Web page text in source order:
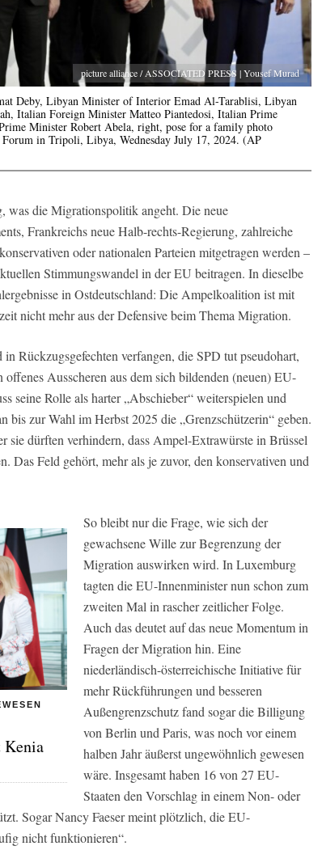
picture alliance / ASSOCIATED PRESS | Yousef Murad
Deby, Libyan Minister of Interior Emad Al-Tarablisi, Libyan
Italian Foreign Minister Matteo Piantedosi, Italian Prime
Minister Robert Abela, right, pose for a family photo
in Tripoli, Libya, Wednesday July 17, 2024. (AP
was die Migrationspolitik angeht. Die neue
Frankreichs neue Halb-rechts-Regierung, zahlreiche
oder nationalen Parteien mitgetragen werden –
Stimmungswandel in der EU beitragen. In dieselbe
in Ostdeutschland: Die Ampelkoalition ist mit
nicht mehr aus der Defensive beim Thema Migration.
Rückzugsgefechten verfangen, die SPD tut pseudohart,
Ausscheren aus dem sich bildenden (neuen) EU-
seine Rolle als harter „Abschieber“ weiterspielen und
bis zur Wahl im Herbst 2025 die „Grenzschützerin“ geben.
sie dürften verhindern, dass Ampel-Extrawürste in Brüssel
Das Feld gehört, mehr als je zuvor, den konservativen und
So bleibt nur die Frage, wie sich der
gewachsene Wille zur Begrenzung der
Migration auswirken wird. In Luxemburg
tagten die EU-Innenminister nun schon zum
zweiten Mal in rascher zeitlicher Folge.
Auch das deutet auf das neue Momentum in
Fragen der Migration hin. Eine
niederländisch-österreichische Initiative für
mehr Rückführungen und besseren
Außengrenzschutz fand sogar die Billigung
von Berlin und Paris, was noch vor einem
halben Jahr äußerst ungewöhnlich gewesen
wäre. Insgesamt haben 16 von 27 EU-
Staaten den Vorschlag in einem Non- oder
Sogar Nancy Faeser meint plötzlich, die EU-
nicht funktionieren“.